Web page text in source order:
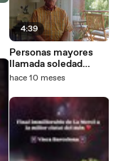
4:39
Personas mayores
llamada soledad
Javier
hace 10 meses